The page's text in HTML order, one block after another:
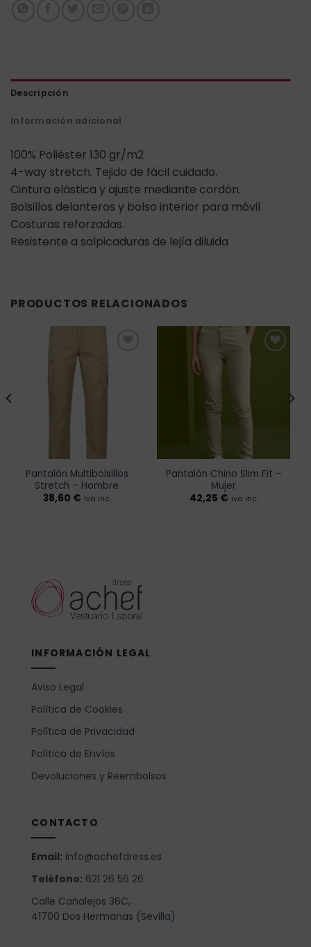
Descripción
Información adicional
100% Poliéster 130 gr/m2
4-way stretch. Tejido de fácil cuidado.
Cintura elástica y ajuste mediante cordón.
Bolsillos delanteros y bolso interior para móvil
Costuras reforzadas.
Resistente a salpicaduras de lejía diluida
PRODUCTOS RELACIONADOS
deseos
Pantalón Multibolsillos
Stretch – Hombre
38,60 € iva inc.
Pantalón Chino Slim Fit –
Mujer
42,25 € iva inc.
INFORMACIÓN LEGAL
Aviso Legal
Política de Cookies
Política de Privacidad
Política de Envíos
Devoluciones y Reembolsos
CONTACTO
Email: info@achefdress.es
Teléfono: 621 26 56 26
Calle Cañalejos 36C,
41700 Dos Hermanas (Sevilla)